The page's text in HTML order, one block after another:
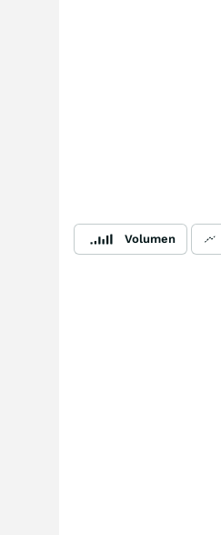
Volumen